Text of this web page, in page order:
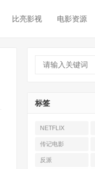
比亮影视 电影资源
标签
NETFLIX
传记电影
反派